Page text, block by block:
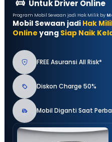
Untuk Driver Online
Program Mobil Sewaan jadi Hak Milik by
Mobil Sewaan jadi Hak
Online yang Siap Naik
FREE Asuransi All Risk*
Diskon Charge 50%
Mobil Diganti Saat